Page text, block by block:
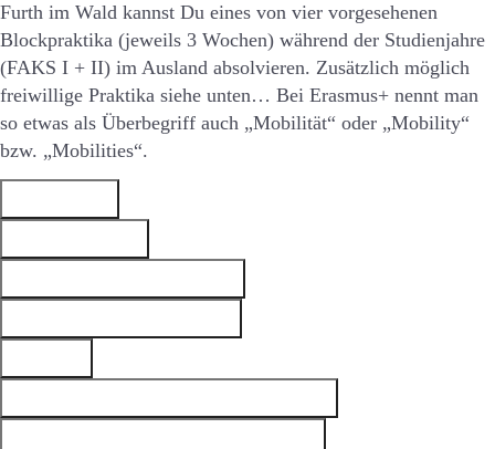
Furth im Wald kannst Du eines von vier vorgesehenen
Blockpraktika (jeweils 3 Wochen) während der Studienjahre
(FAKS I + II) im Ausland absolvieren. Zusätzlich möglich
freiwillige Praktika siehe unten… Bei Erasmus+ nennt man
so etwas als Überbegriff auch „Mobilität“ oder „Mobility“
bzw. „Mobilities“.